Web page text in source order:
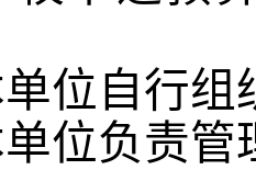
单位自行
单位负责